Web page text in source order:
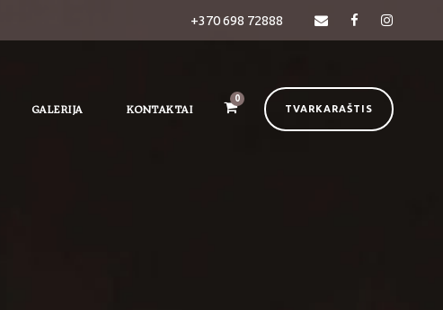
+370 698 72888
GALERIJA KONTAKTAI
0
TVARKARAŠTIS